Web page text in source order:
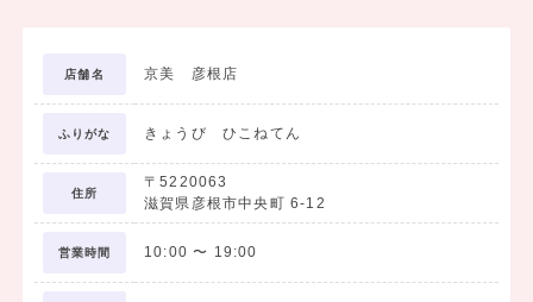
店舗名 京美 彦根店
ふりがな きょうび ひこねてん
住所
〒5220063
滋賀県彦根市中央町 6-12
営業時間 10:00 〜 19:00